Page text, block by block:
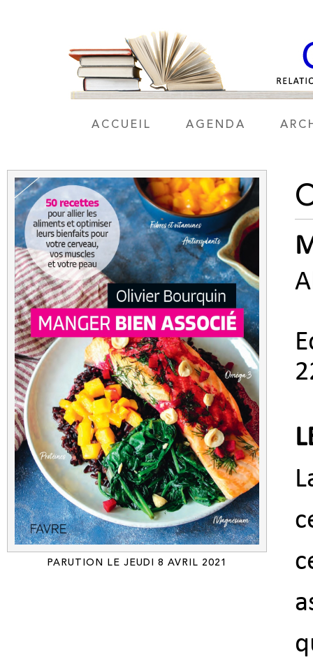
ACCUEIL AGENDA
PARUTION LE JEUDI 8 AVRIL 2021